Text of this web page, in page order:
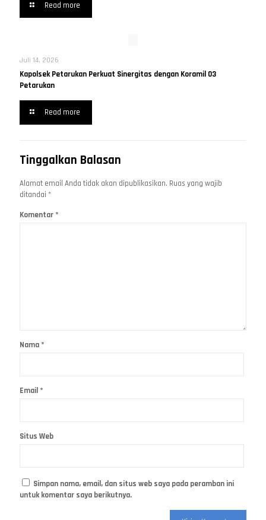
Read more
Juli 14, 2026
Kapolsek Petarukan Perkuat Sinergitas dengan Koramil 03
Petarukan
Read more
Tinggalkan Balasan
Alamat email Anda tidak akan dipublikasikan. Ruas yang wajib
ditandai *
Komentar *
Nama *
Email *
Situs Web
Simpan nama, email, dan situs web saya pada peramban ini
untuk komentar saya berikutnya.